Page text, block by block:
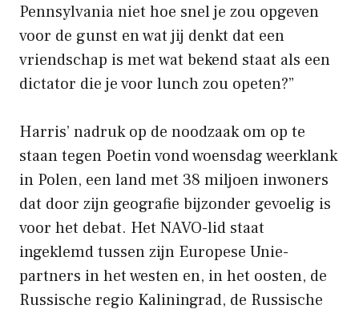
Pennsylvania niet hoe snel je zou opgeven
voor de gunst en wat jij denkt dat een
vriendschap is met wat bekend staat als een
dictator die je voor lunch zou opeten?”
Harris’ nadruk op de noodzaak om op te
staan ​​tegen Poetin vond woensdag weerklank
in Polen, een land met 38 miljoen inwoners
dat door zijn geografie bijzonder gevoelig is
voor het debat. Het NAVO-lid staat
ingeklemd tussen zijn Europese Unie-
partners in het westen en, in het oosten, de
Russische regio Kaliningrad, de Russische